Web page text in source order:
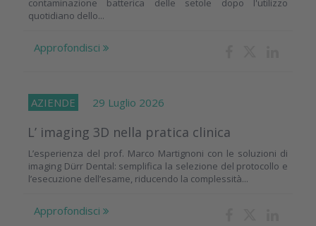
contaminazione batterica delle setole dopo l'utilizzo
quotidiano dello...
Approfondisci
AZIENDE 29 Luglio 2026
L’ imaging 3D nella pratica clinica
L’esperienza del prof. Marco Martignoni con le soluzioni di
imaging Dürr Dental: semplifica la selezione del protocollo e
l’esecuzione dell’esame, riducendo la complessità...
Approfondisci